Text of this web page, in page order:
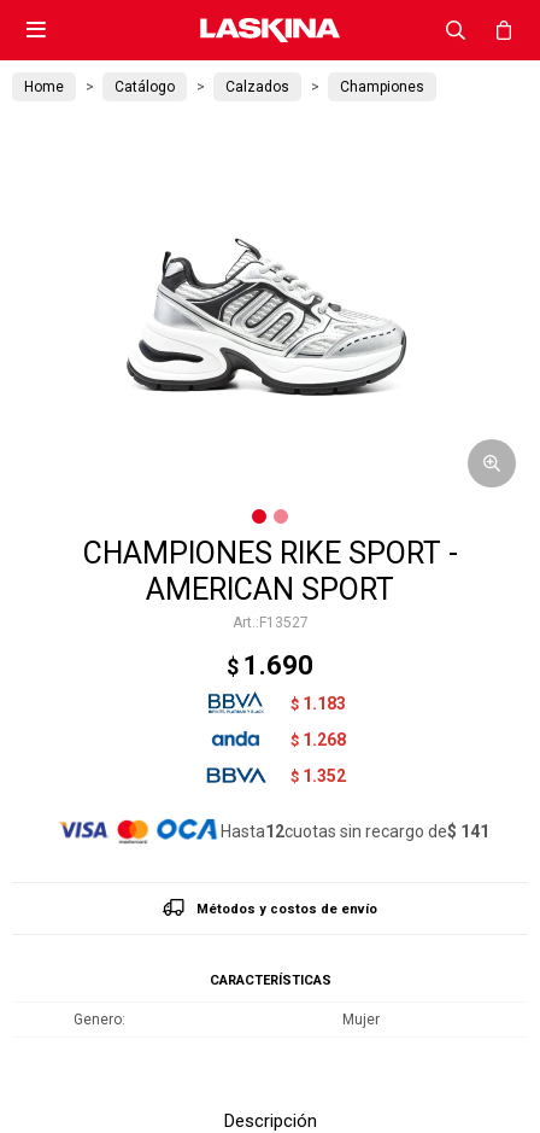

Home Catálogo Calzados Championes
CHAMPIONES RIKE SPORT -
AMERICAN SPORT
F13527
$ 1.690
$ 1.183
$ 1.268
$ 1.352
Hasta12cuotas sin recargo de$ 141
Métodos y costos de envío
CARACTERÍSTICAS
Genero Mujer
Descripción